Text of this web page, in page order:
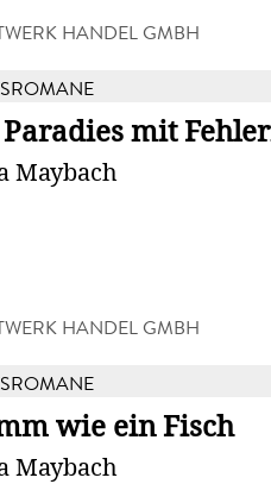
HANDEL GMBH
mit
Maybach
HANDEL GMBH
wie ein Fisch
Maybach